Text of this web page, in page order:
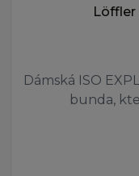
Löffler
Dámská ISO
bunda,